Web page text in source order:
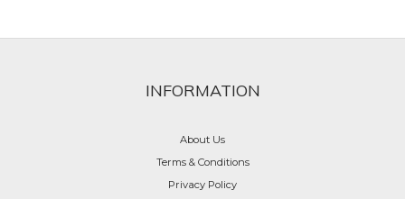
INFORMATION
About Us
Terms & Conditions
Privacy Policy